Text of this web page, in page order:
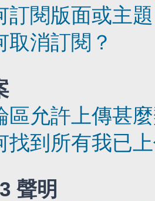
訂閱版面或主
取消訂閱？
區允許上傳甚
找到所有我已
聲明